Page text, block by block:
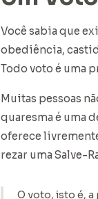
Você sabia que
obediência,
Todo voto é uma
Muitas pessoas
quaresma é uma
oferece
rezar uma Salve-
O voto, isto é, a